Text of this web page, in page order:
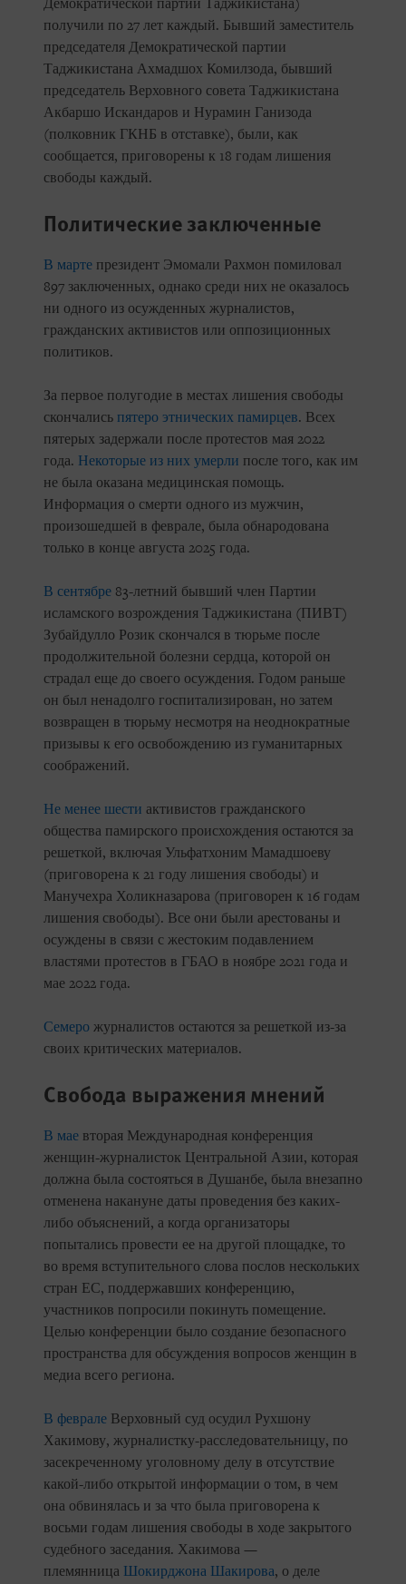
Демократической партии Таджикистана)
получили по 27 лет каждый. Бывший заместитель
председателя Демократической партии
Таджикистана Ахмадшох Комилзода, бывший
председатель Верховного совета Таджикистана
Акбаршо Искандаров и Нурамин Ганизода
(полковник ГКНБ в отставке), были, как
сообщается, приговорены к 18 годам лишения
свободы каждый.
Политические заключенные
В марте президент Эмомали Рахмон помиловал
897 заключенных, однако среди них не оказалось
ни одного из осужденных журналистов,
гражданских активистов или оппозиционных
политиков.
За первое полугодие в местах лишения свободы
скончались пятеро этнических памирцев. Всех
пятерых задержали после протестов мая 2022
года. Некоторые из них умерли после того, как им
не была оказана медицинская помощь.
Информация о смерти одного из мужчин,
произошедшей в феврале, была обнародована
только в конце августа 2025 года.
В сентябре 83-летний бывший член Партии
исламского возрождения Таджикистана (ПИВТ)
Зубайдулло Розик скончался в тюрьме после
продолжительной болезни сердца, которой он
страдал еще до своего осуждения. Годом раньше
он был ненадолго госпитализирован, но затем
возвращен в тюрьму несмотря на неоднократные
призывы к его освобождению из гуманитарных
соображений.
Не менее шести активистов гражданского
общества памирского происхождения остаются за
решеткой, включая Ульфатхоним Мамадшоеву
(приговорена к 21 году лишения свободы) и
Манучехра Холикназарова (приговорен к 16 годам
лишения свободы). Все они были арестованы и
осуждены в связи с жестоким подавлением
властями протестов в ГБАО в ноябре 2021 года и
мае 2022 года.
Семеро журналистов остаются за решеткой из-за
своих критических материалов.
Свобода выражения мнений
В мае вторая Международная конференция
женщин-журналисток Центральной Азии, которая
должна была состояться в Душанбе, была внезапно
отменена накануне даты проведения без каких-
либо объяснений, а когда организаторы
попытались провести ее на другой площадке, то
во время вступительного слова послов нескольких
стран ЕС, поддержавших конференцию,
участников попросили покинуть помещение.
Целью конференции было создание безопасного
пространства для обсуждения вопросов женщин в
медиа всего региона.
В феврале Верховный суд осудил Рухшону
Хакимову, журналистку-расследовательницу, по
засекреченному уголовному делу в отсутствие
какой-либо открытой информации о том, в чем
она обвинялась и за что была приговорена к
восьми годам лишения свободы в ходе закрытого
судебного заседания. Хакимова —
племянница Шокирджона Шакирова, о деле